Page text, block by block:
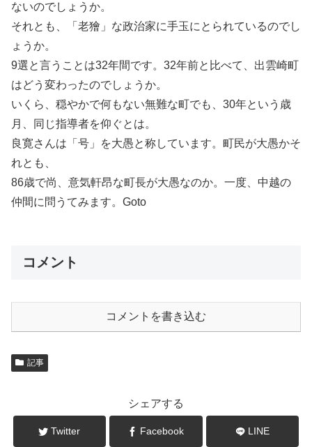
ないのでしょうか。
それとも、「老獪」な政治家に手玉にとられているのでし
ょうか。
9選と言うことは32年間です。32年前と比べて、出雲崎町
はどう変わったのでしょうか。
いくら、穏やかで何もない無難な町でも、30年という歳
月、同じ指導者を仰ぐとは。
良寛さんは「号」を大愚と称しています。町民が大愚かそ
れとも、
86歳で尚、意気軒昂な町長が大愚なのか。一度、中越の
仲間に問うてみます。Goto
コメント
コメントを書き込む
記事
シェアする
Twitter Facebook LINE